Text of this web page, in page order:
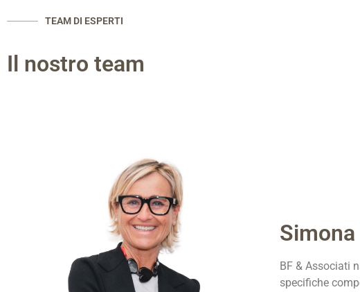
TEAM DI ESPERTI
Il nostro team
BF & Associati
specifiche